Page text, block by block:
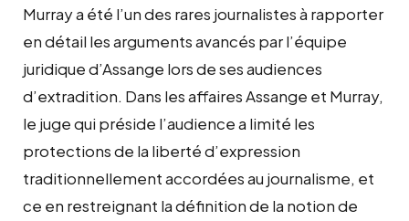
Murray a été l’un des rares journalistes à rapporter
en détail les arguments avancés par l’équipe
juridique d’Assange lors de ses audiences
d’extradition. Dans les affaires Assange et Murray,
le juge qui préside l’audience a limité les
protections de la liberté d’expression
traditionnellement accordées au journalisme, et
ce en restreignant la définition de la notion de